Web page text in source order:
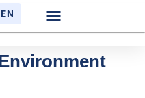
EN